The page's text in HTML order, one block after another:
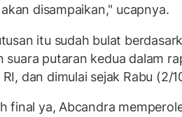
disampaikan," ucapnya.
itu sudah bulat
suara putaran kedua dalam
dan dimulai sejak Rabu (2/
final ya, Abcandra